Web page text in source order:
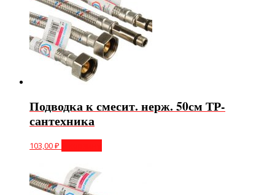
Подводка к смесит. нерж. 50см ТР-
сантехника
103,00₽